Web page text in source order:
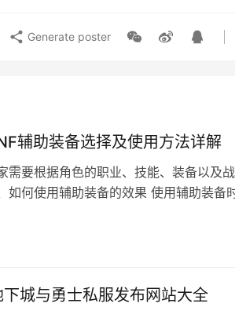
Generate poster
辅助装备选择及使用方法详解
需要根据角色的职业、技能、装备以及
何使用辅助装备的效果 使用辅助装备时
城与勇士私服发布网站大全